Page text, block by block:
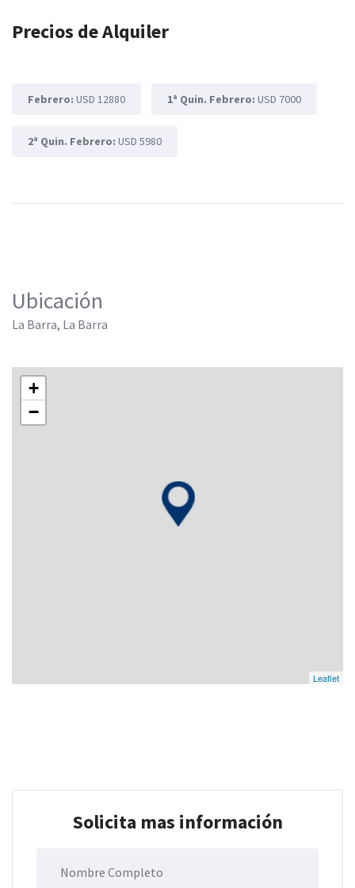
Precios de Alquiler
Febrero: USD 12880 1ª Quin. Febrero: USD 7000
2ª Quin. Febrero: USD 5980
Ubicación
La Barra, La Barra
+
−
Leaflet
Solicita mas información